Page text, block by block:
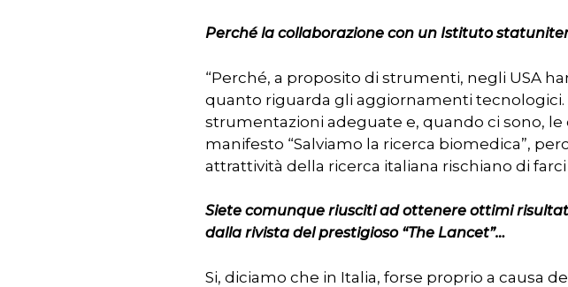
Perché la collaborazione con un Istituto
“Perché, a proposito di strumenti, negli USA
quanto riguarda gli aggiornamenti tecnologici.
strumentazioni adeguate e, quando ci sono,
manifesto “Salviamo la ricerca biomedica”,
attrattività della ricerca italiana rischiano di
Siete comunque riusciti ad ottenere ottimi
dalla rivista del prestigioso “The Lancet”…
Si, diciamo che in Italia, forse proprio a causa